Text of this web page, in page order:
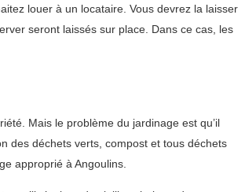
louer à un locataire. Vous devrez la laisser
seront laissés sur place. Dans ce cas, les
Mais le problème du jardinage est qu’il
des déchets verts, compost et tous déchets
approprié à Angoulins.